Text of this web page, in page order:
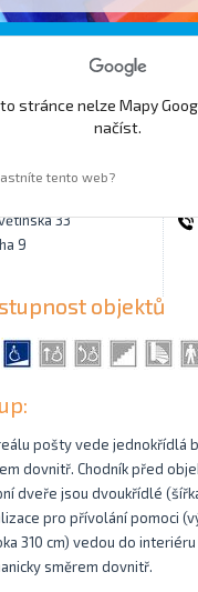
Praha 914
33
9
objektů
pošty vede jednokřídlá
dovnitř. Chodník před
dveře jsou dvoukřídlé
pro přívolání pomoci
310 cm) vedou do
směrem dovnitř.
stránce nelze Mapy
načíst.
tento web?